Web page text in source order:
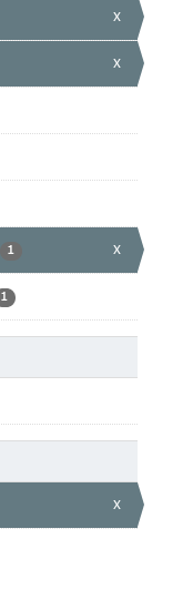
x
x
1 x
1
x